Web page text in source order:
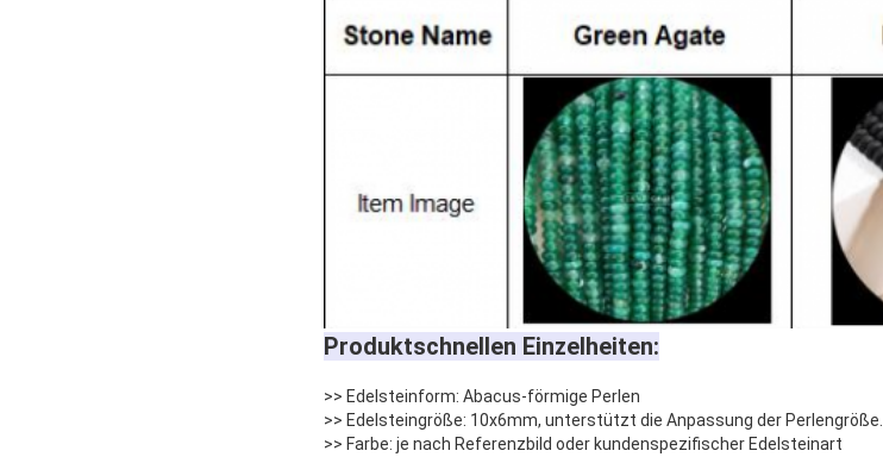
Produktschnellen Einzelheiten:
>> Edelsteinform: Abacus-förmige Perlen
>> Edelsteingröße: 10x6mm, unterstützt die Anpassung der Perlengröße.
>> Farbe: je nach Referenzbild oder kundenspezifischer Edelsteinart